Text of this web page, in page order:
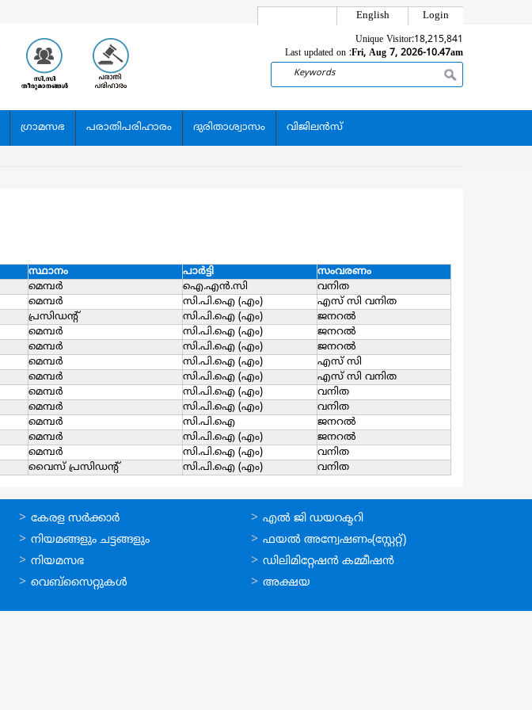
Login
English
Unique Visitor:18,215,841
Last updated on :Fri, Aug 7, 2026-10.47am
Search
ഗ്രാമസഭ പരാതിപരിഹാരം ദുരിതാശ്വാസം വിജിലന്‍സ്
സ്ഥാനം പാര്‍ട്ടി
സംവരണം
മെമ്പര്‍ ഐ.എന്‍.സി
വനിത
മെമ്പര്‍ സി.പി.ഐ (എം)
എസ്‌ സി വനിത
പ്രസിഡന്റ് സി.പി.ഐ (എം)
ജനറല്‍
മെമ്പര്‍ സി.പി.ഐ (എം)
ജനറല്‍
മെമ്പര്‍ സി.പി.ഐ (എം)
ജനറല്‍
മെമ്പര്‍ സി.പി.ഐ (എം)
എസ്‌ സി
മെമ്പര്‍ സി.പി.ഐ (എം)
എസ്‌ സി വനിത
മെമ്പര്‍ സി.പി.ഐ (എം)
വനിത
മെമ്പര്‍ സി.പി.ഐ (എം)
വനിത
മെമ്പര്‍ സി.പി.ഐ
ജനറല്‍
മെമ്പര്‍ സി.പി.ഐ (എം)
ജനറല്‍
മെമ്പര്‍ സി.പി.ഐ (എം)
വനിത
വൈസ് പ്രസിഡന്റ്‌ സി.പി.ഐ (എം) വനിത
ഉപയോഗപ്രദമായ
കണ്ണികള്‍
കേരള സര്‍ക്കാര്‍
നിയമങ്ങളും ചട്ടങ്ങളും
നിയമസഭ
വെബ്സൈറ്റുകള്‍
ഉപയോഗപ്രദമായ
കണ്ണികള്‍
എല്‍ ജി ഡയറക്ടറി
ഫയല്‍ അന്വേഷണം(സ്റ്റേറ്റ്)
ഡിലിമിറ്റേഷന്‍ കമ്മീഷന്‍
അക്ഷയ